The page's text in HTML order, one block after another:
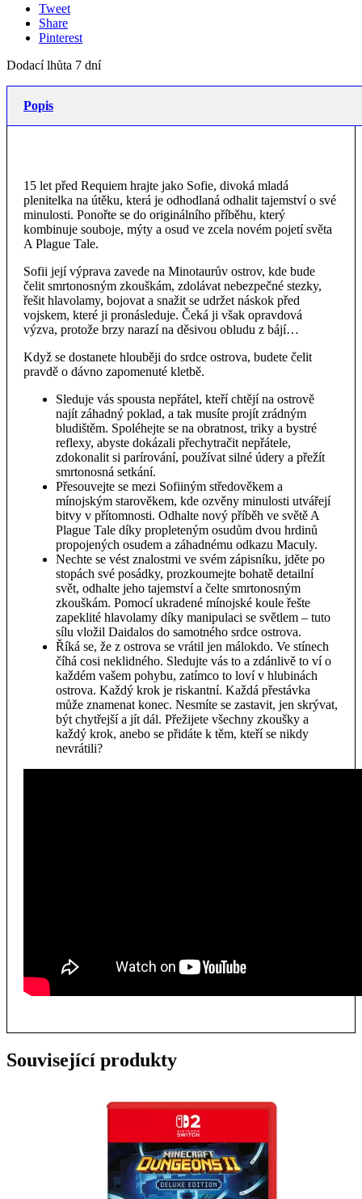
Tweet
Share
Pinterest
Dodací lhůta 7 dní
Popis
15 let před Requiem hrajte jako Sofie, divoká mladá
plenitelka na útěku, která je odhodlaná odhalit tajemství o své
minulosti. Ponořte se do originálního příběhu, který
kombinuje souboje, mýty a osud ve zcela novém pojetí světa
A Plague Tale.
Sofii její výprava zavede na Minotaurův ostrov, kde bude
čelit smrtonosným zkouškám, zdolávat nebezpečné stezky,
řešit hlavolamy, bojovat a snažit se udržet náskok před
vojskem, které ji pronásleduje. Čeká ji však opravdová
výzva, protože brzy narazí na děsivou obludu z bájí…
Když se dostanete hlouběji do srdce ostrova, budete čelit
pravdě o dávno zapomenuté kletbě.
Sleduje vás spousta nepřátel, kteří chtějí na ostrově
najít záhadný poklad, a tak musíte projít zrádným
bludištěm. Spoléhejte se na obratnost, triky a bystré
reflexy, abyste dokázali přechytračit nepřátele,
zdokonalit si parírování, používat silné údery a přežít
smrtonosná setkání.
Přesouvejte se mezi Sofiiným středověkem a
mínojským starověkem, kde ozvěny minulosti utvářejí
bitvy v přítomnosti. Odhalte nový příběh ve světě A
Plague Tale díky propleteným osudům dvou hrdinů
propojených osudem a záhadnému odkazu Maculy.
Nechte se vést znalostmi ve svém zápisníku, jděte po
stopách své posádky, prozkoumejte bohatě detailní
svět, odhalte jeho tajemství a čelte smrtonosným
zkouškám. Pomocí ukradené mínojské koule řešte
zapeklité hlavolamy díky manipulaci se světlem – tuto
sílu vložil Daidalos do samotného srdce ostrova.
Říká se, že z ostrova se vrátil jen málokdo. Ve stínech
číhá cosi neklidného. Sledujte vás to a zdánlivě to ví o
každém vašem pohybu, zatímco to loví v hlubinách
ostrova. Každý krok je riskantní. Každá přestávka
může znamenat konec. Nesmíte se zastavit, jen skrývat,
být chytřejší a jít dál. Přežijete všechny zkoušky a
každý krok, anebo se přidáte k těm, kteří se nikdy
nevrátili?
Související produkty